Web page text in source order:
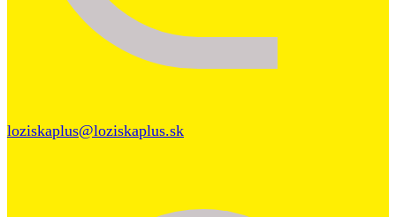
loziskaplus@loziskaplus.sk